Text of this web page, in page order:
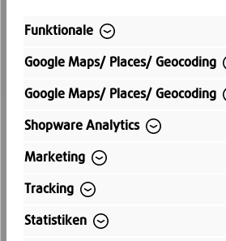
Schneller
Kostenloser Versand
Deutschlands
Funktionale
Google Maps/ Places/ Geocoding
Google Maps/ Places/ Geocoding
Shopware Analytics
Marketing
Tracking
Statistiken